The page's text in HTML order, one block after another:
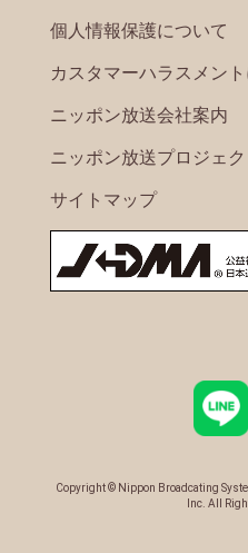
個人情報保護について
カスタマーハラスメン
ニッポン放送会社案内
ニッポン放送プロジェ
サイトマップ
Copyright © Nippon Broadcating
Inc. All